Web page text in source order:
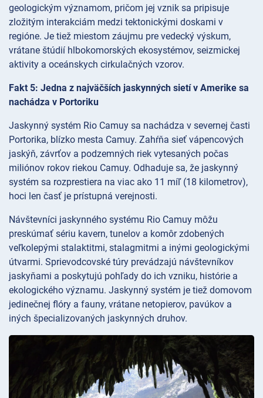
geologickým významom, pričom jej vznik sa pripisuje
zložitým interakciám medzi tektonickými doskami v
regióne. Je tiež miestom záujmu pre vedecký výskum,
vrátane štúdií hlbokomorských ekosystémov, seizmickej
aktivity a oceánskych cirkulačných vzorov.
Fakt 5: Jedna z najväčších jaskynných sietí v Amerike sa
nachádza v Portoriku
Jaskynný systém Rio Camuy sa nachádza v severnej časti
Portorika, blízko mesta Camuy. Zahŕňa sieť vápencových
jaskýň, závrťov a podzemných riek vytesaných počas
miliónov rokov riekou Camuy. Odhaduje sa, že jaskynný
systém sa rozprestiera na viac ako 11 míľ (18 kilometrov),
hoci len časť je prístupná verejnosti.
Návštevníci jaskynného systému Rio Camuy môžu
preskúmať sériu kavern, tunelov a komôr zdobených
veľkolepými stalaktitmi, stalagmitmi a inými geologickými
útvarmi. Sprievodcovské túry prevádzajú návštevníkov
jaskyňami a poskytujú pohľady do ich vzniku, histórie a
ekologického významu. Jaskynný systém je tiež domovom
jedinečnej flóry a fauny, vrátane netopierov, pavúkov a
iných špecializovaných jaskynných druhov.